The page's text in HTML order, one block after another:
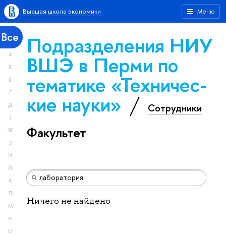
Меню
Высшая школа экономики
Все
А
Б
В
Г
Д
Е
Ж
З
И
Й
К
Л
М
Н
О
Подразделения НИУ
ВШЭ в Перми по
тематике «Тех­ничес­
кие науки» Сотрудники
Факультет
Ничего не найдено